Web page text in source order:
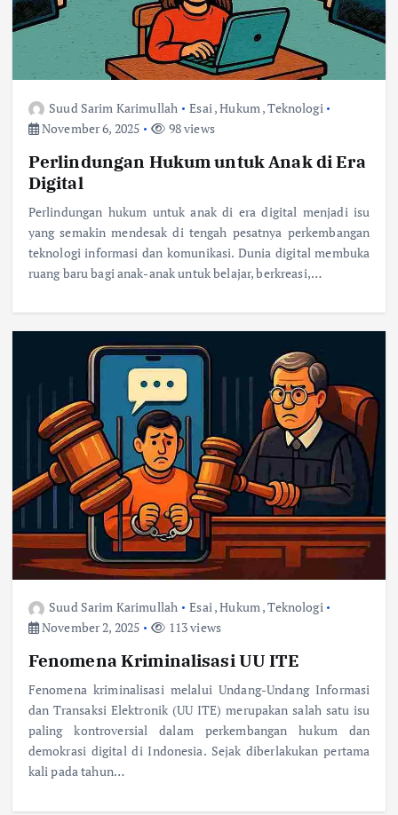
Suud Sarim Karimullah Esai ,Hukum ,Teknologi
November 6, 2025
98 views
Perlindungan Hukum untuk Anak di Era
Digital
Perlindungan hukum untuk anak di era digital menjadi isu
yang semakin mendesak di tengah pesatnya perkembangan
teknologi informasi dan komunikasi. Dunia digital membuka
ruang baru bagi anak-anak untuk belajar, berkreasi,…
Suud Sarim Karimullah Esai,Hukum,Teknologi
November 2, 2025
113 views
Fenomena Kriminalisasi UU ITE
Fenomena kriminalisasi melalui Undang-Undang Informasi
dan Transaksi Elektronik (UU ITE) merupakan salah satu isu
paling kontroversial dalam perkembangan hukum dan
demokrasi digital di Indonesia. Sejak diberlakukan pertama
kali pada tahun…